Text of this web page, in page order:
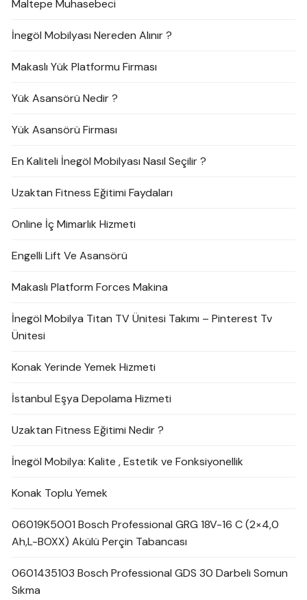
Maltepe Muhasebeci
İnegöl Mobilyası Nereden Alınır ?
Makaslı Yük Platformu Firması
Yük Asansörü Nedir ?
Yük Asansörü Firması
En Kaliteli İnegöl Mobilyası Nasıl Seçilir ?
Uzaktan Fitness Eğitimi Faydaları
Online İç Mimarlık Hizmeti
Engelli Lift Ve Asansörü
Makaslı Platform Forces Makina
İnegöl Mobilya Titan TV Ünitesi Takımı – Pinterest Tv
Ünitesi
Konak Yerinde Yemek Hizmeti
İstanbul Eşya Depolama Hizmeti
Uzaktan Fitness Eğitimi Nedir ?
İnegöl Mobilya: Kalite , Estetik ve Fonksiyonellik
Konak Toplu Yemek
06019K5001 Bosch Professional GRG 18V-16 C (2×4,0
Ah,L-BOXX) Akülü Perçin Tabancası
0601435103 Bosch Professional GDS 30 Darbeli Somun
Sıkma